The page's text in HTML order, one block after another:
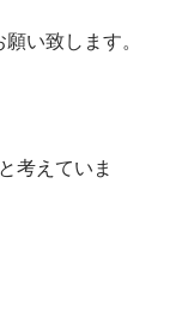
い致します。
考えていま